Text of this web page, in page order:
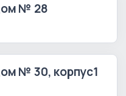
№ 28
№ 30, корпус1